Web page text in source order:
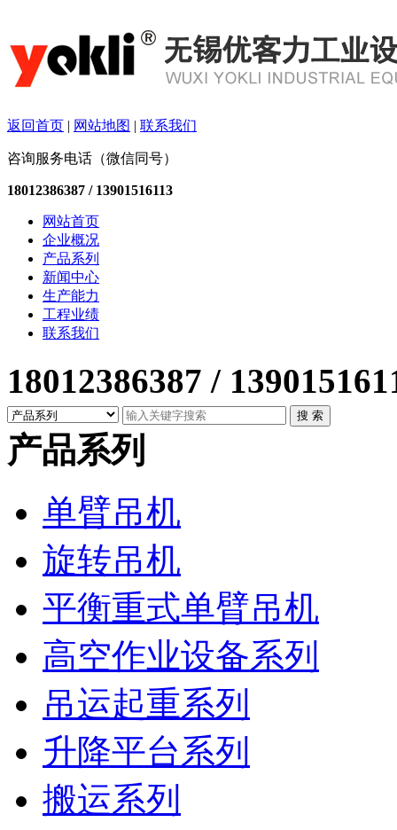
返回首页 | 网站地图 | 联系我们
咨询服务电话（微信同号）
18012386387 / 13901516113
网站首页
企业概况
产品系列
新闻中心
生产能力
工程业绩
联系我们
18012386387 /
产品系列
单臂吊机
旋转吊机
平衡重式单臂吊机
高空作业设备系列
吊运起重系列
升降平台系列
搬运系列